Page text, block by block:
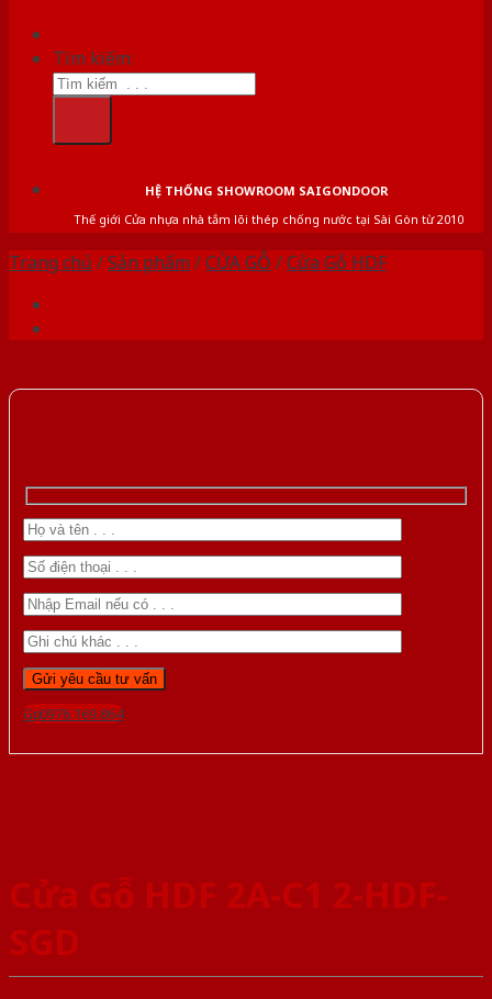
Tìm kiếm:
HỆ THỐNG SHOWROOM SAIGONDOOR
Thế giới Cửa nhựa nhà tắm lõi thép chống nước tại Sài Gòn từ 2010
Trang chủ /Sản phẩm /CỬA GỖ /Cửa Gỗ HDF
Gọi 0976.169.864
Cửa Gỗ HDF 2A-C1 2-HDF-
SGD